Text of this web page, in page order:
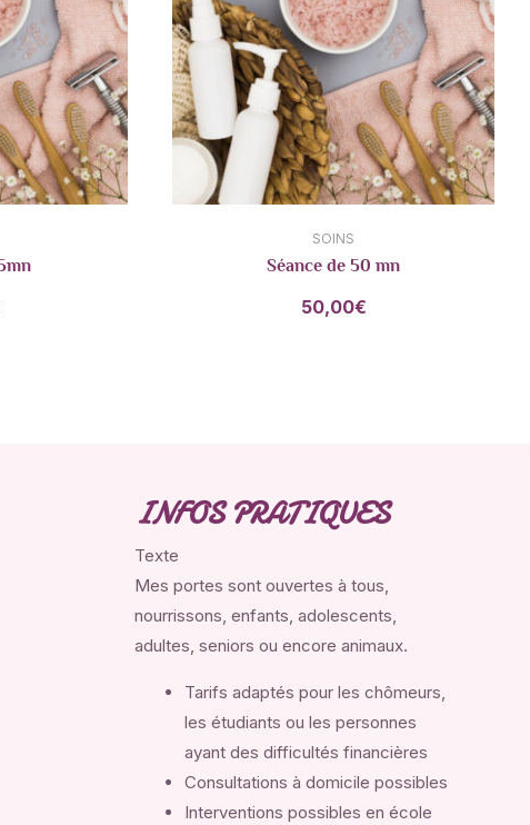
SOINS
Séance de 50 mn
50,00€
INFOS PRATIQUES
Texte
Mes portes sont ouvertes à tous,
nourrissons, enfants, adolescents,
adultes, seniors ou encore animaux.
Tarifs adaptés pour les chômeurs,
les étudiants ou les personnes
ayant des difficultés financières
Consultations à domicile possibles
Interventions possibles en école